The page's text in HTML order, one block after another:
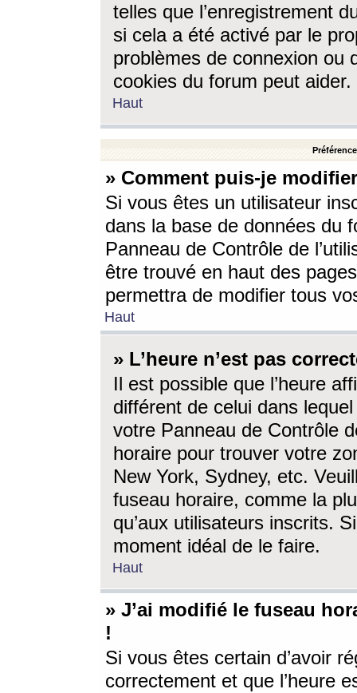
telles que l’enregistrement
si cela a été activé par le
problèmes de connexion ou
cookies du forum peut aider.
Haut
» Comment puis-je
Si vous êtes un utilisateur
dans la base de données du
Panneau de Contrôle de
être trouvé en haut des
permettra de modifier tous
Haut
» L’heure n’est pas
Il est possible que l’heure
différent de celui dans
votre Panneau de Contrôle
horaire pour trouver votre
New York, Sydney, etc.
fuseau horaire, comme la
qu’aux utilisateurs inscrits.
moment idéal de le faire.
Haut
» J’ai modifié le fuseau
!
Si vous êtes certain d’avoir
correctement et que l’heure